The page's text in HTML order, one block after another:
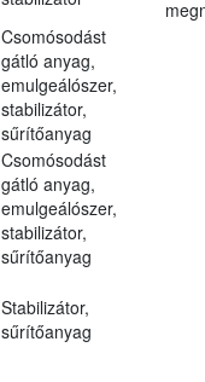
Csomósodást
gátló anyag,
emulgeálószer,
stabilizátor,
sűrítőanyag
Csomósodást
gátló anyag,
emulgeálószer,
stabilizátor,
sűrítőanyag
Stabilizátor,
sűrítőanyag